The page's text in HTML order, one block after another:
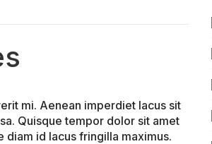
mi. Aenean imperdiet lacus sit
Quisque tempor dolor sit amet
diam id lacus fringilla maximus.